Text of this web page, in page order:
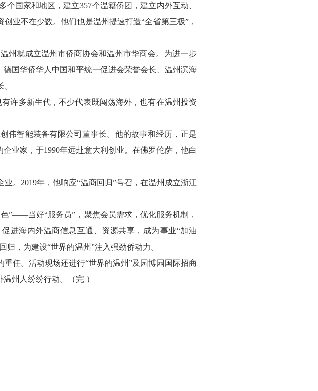
国家和地区，建立357个温籍侨团，建立内外互动、
业不在少数。他们也是温州提速打造“全省第三极”，
就成立温州市侨商协会和温州市华商会。为进一步
国华侨华人中国和平统一促进会荣誉会长、温州滨海
多新生代，不少代表既闯荡海外，也有在温州投资
智能装备有限公司董事长。他的故事和经历，正是
业家，于1990年远赴意大利创业。在佛罗伦萨，他白
2019年，他响应“温商回归”号召，在温州成立浙江
当好“服务员”，聚焦会员需求，优化服务机制，
进海内外温商信息互通、资源共享，成为事业“加油
，为建设“世界的温州”注入强劲侨动力。
任。活动现场还进行“世界的温州”及园博园国际招商
州人纷纷行动。（完 ）